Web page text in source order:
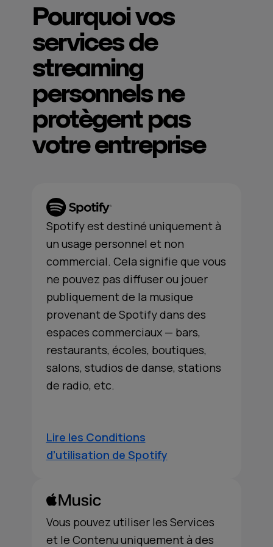
Spotify est destiné uniquement à
un usage personnel et non
commercial. Cela signifie que vous
ne pouvez pas diffuser ou jouer
publiquement de la musique
provenant de Spotify dans des
espaces commerciaux — bars,
restaurants, écoles, boutiques,
salons, studios de danse, stations
de radio, etc.
Lire les Conditions
d’utilisation de Spotify
Vous pouvez utiliser les Services
et le Contenu uniquement à des
Pourquoi vos
services de
streaming
personnels ne
protègent pas
votre entreprise